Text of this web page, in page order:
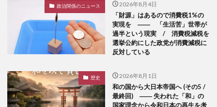
政治関係のニュース 2026年8月4日
「財源」はあるので消費税1%の
実現を ―― 「生活苦」世帯が
過半という現実 / 消費税減税を
選挙公約にした政党が消費減税に
反対している
歴史 2026年8月1日
和の国から大日本帝国へ (その5 /
最終回) ―― 失われた「和」の
国家理念から令和日本の再生を考